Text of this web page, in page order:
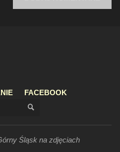
FACEBOOK
SZUKAJ
Śląsk na zdjęciach